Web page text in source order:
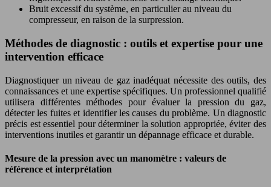
Bruit excessif du système, en particulier au niveau du
compresseur, en raison de la surpression.
Méthodes de diagnostic : outils et expertise pour une
intervention efficace
Diagnostiquer un niveau de gaz inadéquat nécessite des outils, des
connaissances et une expertise spécifiques. Un professionnel qualifié
utilisera différentes méthodes pour évaluer la pression du gaz,
détecter les fuites et identifier les causes du problème. Un diagnostic
précis est essentiel pour déterminer la solution appropriée, éviter des
interventions inutiles et garantir un dépannage efficace et durable.
Mesure de la pression avec un manomètre : valeurs de
référence et interprétation